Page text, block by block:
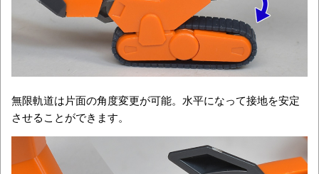
無限軌道は片面の角度変更が可能。水平になって接地を安定
させることができます。